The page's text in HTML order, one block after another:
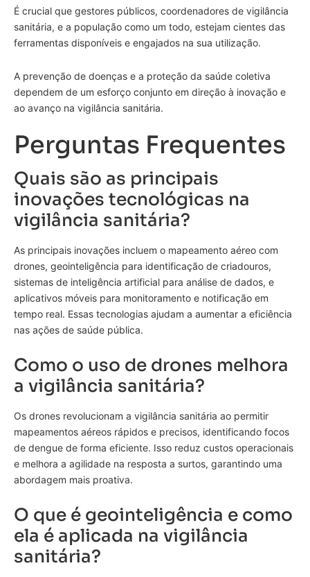
É crucial que gestores públicos, coordenadores de vigilância
sanitária, e a população como um todo, estejam cientes das
ferramentas disponíveis e engajados na sua utilização.
A prevenção de doenças e a proteção da saúde coletiva
dependem de um esforço conjunto em direção à inovação e
ao avanço na vigilância sanitária.
Perguntas Frequentes
Quais são as principais
inovações tecnológicas na
vigilância sanitária?
As principais inovações incluem o mapeamento aéreo com
drones, geointeligência para identificação de criadouros,
sistemas de inteligência artificial para análise de dados, e
aplicativos móveis para monitoramento e notificação em
tempo real. Essas tecnologias ajudam a aumentar a eficiência
nas ações de saúde pública.
Como o uso de drones melhora
a vigilância sanitária?
Os drones revolucionam a vigilância sanitária ao permitir
mapeamentos aéreos rápidos e precisos, identificando focos
de dengue de forma eficiente. Isso reduz custos operacionais
e melhora a agilidade na resposta a surtos, garantindo uma
abordagem mais proativa.
O que é geointeligência e como
ela é aplicada na vigilância
sanitária?